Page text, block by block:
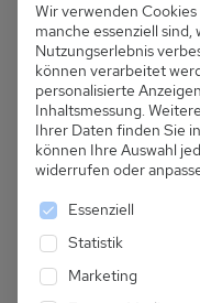
Wir verwenden
manche essenziell
Nutzungserlebnis
können verarbeitet
personalisierte
Inhaltsmessung.
Ihrer Daten finden Sie
können Ihre Auswahl
widerrufen oder
Es folgt eine Liste
Essenziell
Statistik
Marketing